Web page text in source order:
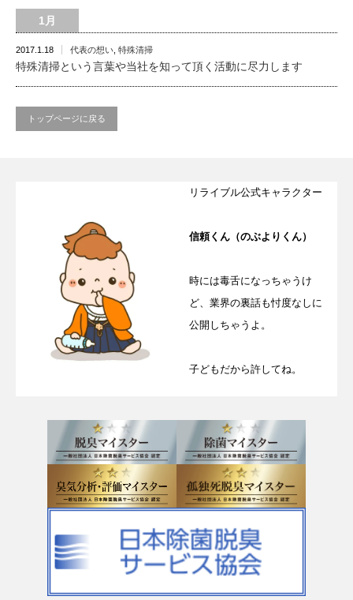
1月
2017.1.18 代表の想い 特殊清掃
特殊清掃という言葉や当社を知って頂く活動に尽力します
トップページに戻る
リライブル公式キャラクター
信頼くん（のぶよりくん）
時には毒舌になっちゃうけ
ど、業界の裏話も忖度なしに
公開しちゃうよ。
子どもだから許してね。